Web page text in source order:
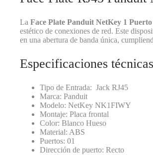
La Face Plate Panduit NetKey 1
estético de conexiones de red. Este
en una abertura de banda única,
Especificaciones técnicas
Tipo de Entrada: Jack RJ45
Marca: Panduit
Modelo: NetKey NK1FIWY
Montaje: Placa frontal
Color: Blanco Hueso
Material: ABS
Puertos: 01
Dirección de puerto: Recto